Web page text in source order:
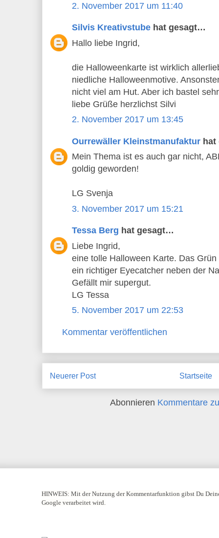
2. November 2017 um 11:40
Silvis Kreativstube hat gesagt…
Hallo liebe Ingrid,
die Halloweenkarte ist wirklich
niedliche Halloweenmotive.
nicht viel am Hut. Aber ich bastel
liebe Grüße herzlichst Silvi
2. November 2017 um 13:45
Ourrewäller Kleinstmanufaktur
Mein Thema ist es auch gar nicht,
goldig geworden!
LG Svenja
3. November 2017 um 15:21
Tessa Berg hat gesagt…
Liebe Ingrid,
eine tolle Halloween Karte. Das
ein richtiger Eyecatcher neben der
Gefällt mir supergut.
LG Tessa
5. November 2017 um 22:53
Kommentar veröffentlichen
Neuerer Post Startseite
Abonnieren Kommentare
HINWEIS: Mit der Nutzung der Kommentarfunktion gibst Du
Google verarbeitet wird.